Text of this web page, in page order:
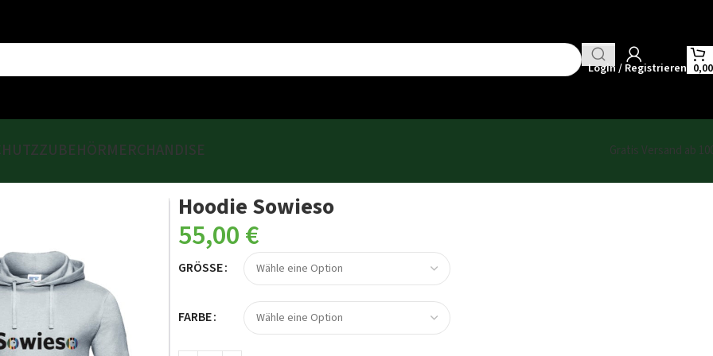
Login / Registrieren
ZUBEHÖRMERCHANDISE
Gratis Versand ab
Hoodie Sowieso
55,00€
GRÖSSE
FARBE